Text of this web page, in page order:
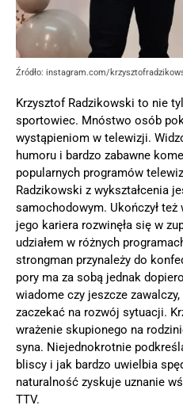
Źródło: instagram.com/
Krzysztof Radzikowski to nie
sportowiec. Mnóstwo osób
wystąpieniom w telewizji.
humoru i bardzo zabawne
popularnych programów
Radzikowski z wykształcenia
samochodowym. Ukończył
jego kariera rozwinęła się w
udziałem w różnych
strongman przynależy do
pory ma za sobą jednak
wiadome czy jeszcze
zaczekać na rozwój sytuacji.
wrażenie skupionego na
syna. Niejednokrotnie
bliscy i jak bardzo uwielbia
naturalność zyskuje uznanie
TTV.